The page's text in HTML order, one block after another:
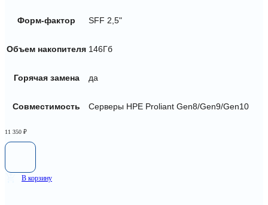
Форм-фактор SFF 2,5"
Объем накопителя 146Гб
Горячая замена да
Совместимость Серверы HPE Proliant Gen8/Gen9/Gen10
11 350 ₽
В корзину